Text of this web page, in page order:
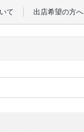
て 出店希望の方へ